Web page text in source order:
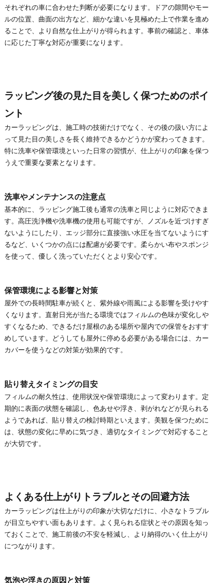
それぞれの車に合わせた判断が必要になります。ドアの隙間やモー
ルの位置、曲面の出方など、細かな違いを見極めた上で作業を進め
ることで、より自然な仕上がりが得られます。事前の確認と、車体
に応じた丁寧な対応が重要になります。
ラッピング後の見た目を美しく保つためのポイ
ント
カーラッピングは、施工時の技術だけでなく、その後の扱い方によ
って見た目の美しさを長く維持できるかどうかが変わってきます。
特に洗車や保管環境といった日常の習慣が、仕上がりの印象を保つ
うえで重要な要素となります。
洗車やメンテナンスの注意点
基本的に、ラッピング施工後も通常の洗車と同じように対応できま
す。高圧洗浄機や洗車機の使用も可能ですが、ノズルを近づけすぎ
ないようにしたり、エッジ部分に直接強い水圧を当てないようにす
るなど、いくつかの点には配慮が必要です。柔らかい布やスポンジ
を使って、優しく洗っていただくとより安心です。
保管環境による影響と対策
屋外での長時間駐車が続くと、紫外線や雨風による影響を受けやす
くなります。直射日光が当たる環境ではフィルムの色味が変化しや
すくなるため、できるだけ屋根のある場所や屋内での保管をおすす
めしています。どうしても屋外に停める必要がある場合には、カー
カバーを使うなどの対策が効果的です。
貼り替えタイミングの目安
フィルムの耐久性は、使用状況や保管環境によって変わります。定
期的に表面の状態を確認し、色あせや浮き、剥がれなどが見られる
ようであれば、貼り替えの検討時期といえます。美観を保つために
は、状態の変化に早めに気づき、適切なタイミングで対応すること
が大切です。
よくある仕上がりトラブルとその回避方法
カーラッピングは仕上がりの印象が大切なだけに、小さなトラブル
が目立ちやすい面もあります。よく見られる症状とその原因を知っ
ておくことで、施工前後の不安を軽減し、より納得のいく仕上がり
につながります。
気泡や浮きの原因と対策